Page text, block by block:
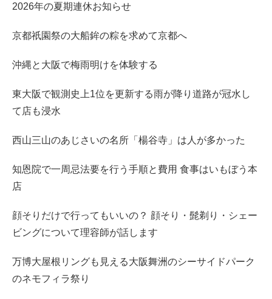
2026年の夏期連休お知らせ
京都祇園祭の大船鉾の粽を求めて京都へ
沖縄と大阪で梅雨明けを体験する
東大阪で観測史上1位を更新する雨が降り道路が冠水し
て店も浸水
西山三山のあじさいの名所「楊谷寺」は人が多かった
知恩院で一周忌法要を行う手順と費用 食事はいもぼう本
店
顔そりだけで行ってもいいの？ 顔そり・髭剃り・シェー
ビングについて理容師が話します
万博大屋根リングも見える大阪舞洲のシーサイドパーク
のネモフィラ祭り